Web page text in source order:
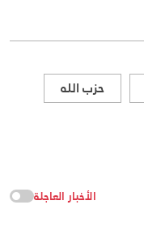
حزب الله
الأخبار العاجلة